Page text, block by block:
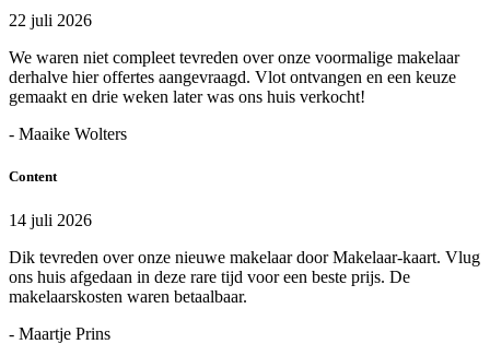
22 juli 2026
We waren niet compleet tevreden over onze voormalige makelaar
derhalve hier offertes aangevraagd. Vlot ontvangen en een keuze
gemaakt en drie weken later was ons huis verkocht!
- Maaike Wolters
Content
14 juli 2026
Dik tevreden over onze nieuwe makelaar door Makelaar-kaart. Vlug
ons huis afgedaan in deze rare tijd voor een beste prijs. De
makelaarskosten waren betaalbaar.
- Maartje Prins